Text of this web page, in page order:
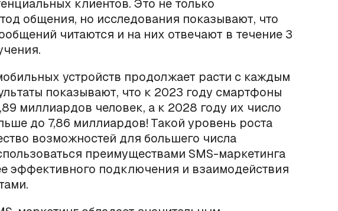
клиентов. Это не только
общения, но исследования показывают, что
читаются и на них отвечают в течение 3
устройств продолжает расти с каждым
показывают, что к 2023 году смартфоны
миллиардов человек, а к 2028 году их число
до 7,86 миллиардов! Такой уровень роста
возможностей для большего числа
преимуществами SMS-маркетинга
эффективного подключения и взаимодействия